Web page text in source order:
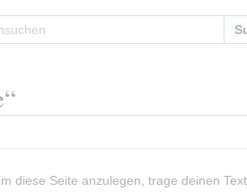
“
diese Seite anzulegen, trage deinen